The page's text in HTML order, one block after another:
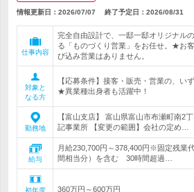
情報更新日：2026/07/07 終了予定日： 2026/08/31
仕事内容
完全自由設計で、一邸一邸オリジナル
る「ものづくり営業」をお任せ。★お
び込み営業はありません。
対象と
なる方
【応募条件】接客・販売・営業の、い
★異業種出身者も活躍中！
勤務地
【富山支店】 富山県富山市布瀬町南2
記事業所 【変更の範囲】会社の定め…
給与
月給230,700円～378,400円※固定残業
間相当分）を含む 30時間超過…
初年度
360万円～600万円